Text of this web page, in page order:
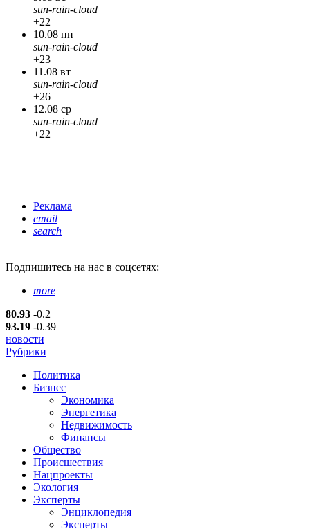
sun-rain-cloud
+22
10.08 пн
sun-rain-cloud
+23
11.08 вт
sun-rain-cloud
+26
12.08 ср
sun-rain-cloud
+22
Реклама
email
search
Подпишитесь на нас в соцсетях:
more
80.93 -0.2
93.19 -0.39
новости
Рубрики
Политика
Бизнес
Экономика
Энергетика
Недвижимость
Финансы
Общество
Происшествия
Нацпроекты
Экология
Эксперты
Энциклопедия
Эксперты